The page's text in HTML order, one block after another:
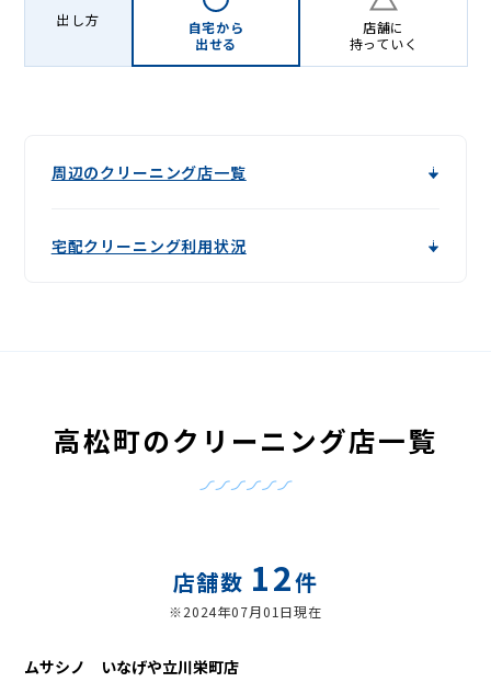
出し方
自宅から
出せる
店舗に
持っていく
周辺のクリーニング店一覧
宅配クリーニング利用状況
高松町のクリーニング店一覧
店舗数 12件
※2024年07月01日現在
ムサシノ いなげや立川栄町店